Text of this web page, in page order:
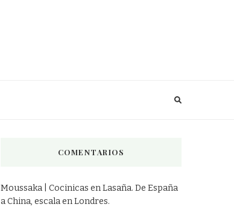
COMENTARIOS
Moussaka | Cocinicas enLasaña. De España
a China, escala en Londres.